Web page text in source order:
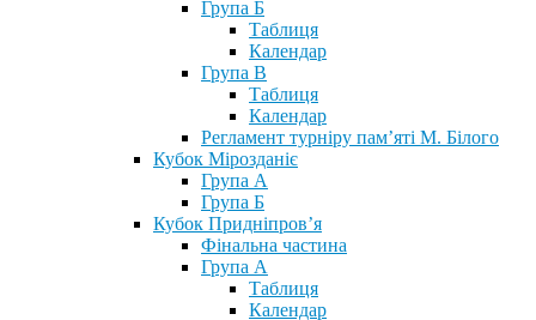
Група Б
Таблиця
Календар
Група В
Таблиця
Календар
Регламент турніру пам’яті М. Білого
Кубок Мірозданіє
Група А
Група Б
Кубок Придніпров’я
Фінальна частина
Група А
Таблиця
Календар